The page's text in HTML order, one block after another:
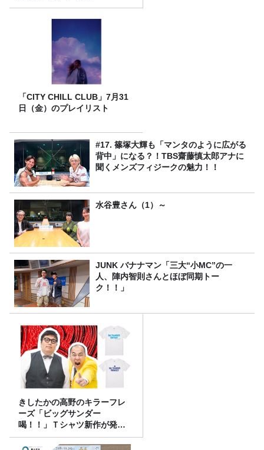
「CITY CHILL CLUB」7月31
日（金）のプレイリスト
#17. 篠塚大輝も「マンタのように広がる
背中」になる？！TBS齋藤慎太郎アナに
聞くメンズフィジークの魅力！！
水谷豊さん（1）～
JUNK バナナマン「三大“小MC”の一
人、陣内智則さんとほぼ同期トー
ク！！」
きしたかの高野のキラーフレ
ーズ「ビッグサンダー
喝！！」Ｔシャツ新作が発売
決定！